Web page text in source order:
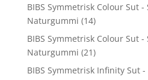
BIBS Symmetrisk Colour Sut -
Naturgummi (14)
BIBS Symmetrisk Colour Sut -
Naturgummi (21)
BIBS Symmetrisk Infinity Sut